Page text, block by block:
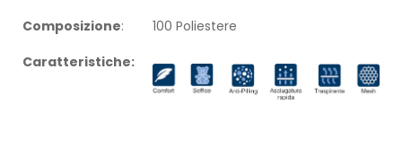
Composizione:
100 Poliestere
Caratteristiche: